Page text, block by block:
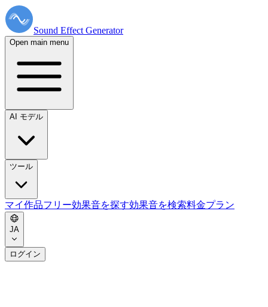
Sound Effect Generator
Open main menu
AI モデル
ツール
マイ作品フリー効果音を探す効果音を検索料金プラン
JA
ログイン